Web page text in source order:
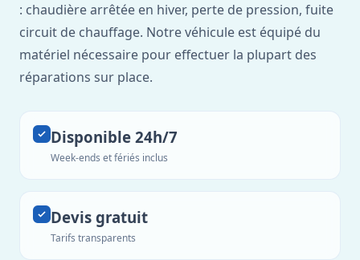
: chaudière arrêtée en hiver, perte de pression, fuite
circuit de chauffage. Notre véhicule est équipé du
matériel nécessaire pour effectuer la plupart des
réparations sur place.
Disponible 24h/7
Week-ends et fériés inclus
Devis gratuit
Tarifs transparents